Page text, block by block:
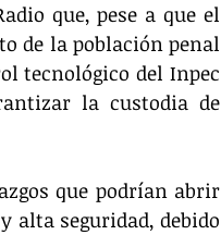
que, pese a que el
de la población penal
tecnológico del Inpec
la custodia de
que podrían abrir
alta seguridad, debido